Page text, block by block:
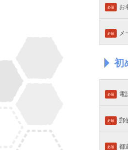
必須 お
必須 メ
初
必須 電
必須 郵
必須 都